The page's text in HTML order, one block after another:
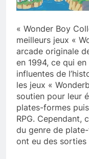
« Wonder Boy
meilleurs jeux «
arcade originale
en 1994, ce qui
influentes de
les jeux «
soutien pour leur
plates-formes
RPG. Cependant,
du genre de
ont eu des sorties